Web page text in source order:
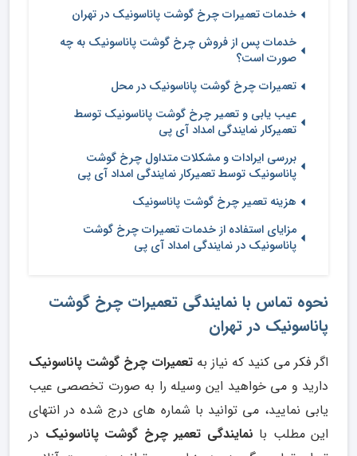
خدمات تعمیرات چرخ گوشت پاناسونیک در تهران
خدمات پس از فروش چرخ گوشت پاناسونیک به چه
صورت است؟
تعمیرات چرخ گوشت پاناسونیک در محل
عیب یابی و تعمیر چرخ گوشت پاناسونیک توسط
تعمیرکار نمایندگی امداد آی پی
بررسی ایرادات و مشکلات متداول چرخ گوشت
پاناسونیک توسط تعمیرکار نمایندگی امداد آی پی
هزینه تعمیر چرخ گوشت پاناسونیک
مزایای استفاده از خدمات تعمیرات چرخ گوشت
پاناسونیک در نمایندگی امداد آی پی
نحوه تماس با نمایندگی تعمیرات چرخ گوشت
پاناسونیک در تهران
اگر فکر می کنید که نیاز به تعمیرات چرخ گوشت پاناسونیک
دارید و می خواهید این وسیله را به صورت تخصصی عیب
یابی نمایید، می توانید با شماره های درج شده در انتهای
این مطلب با نمایندگی تعمیر چرخ گوشت پاناسونیک در